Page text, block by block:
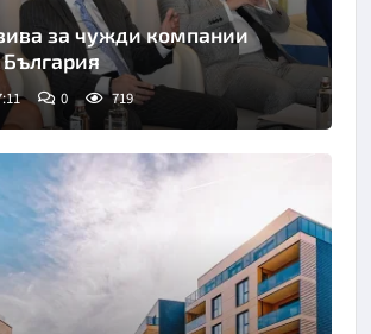
за чужди компании
0 719